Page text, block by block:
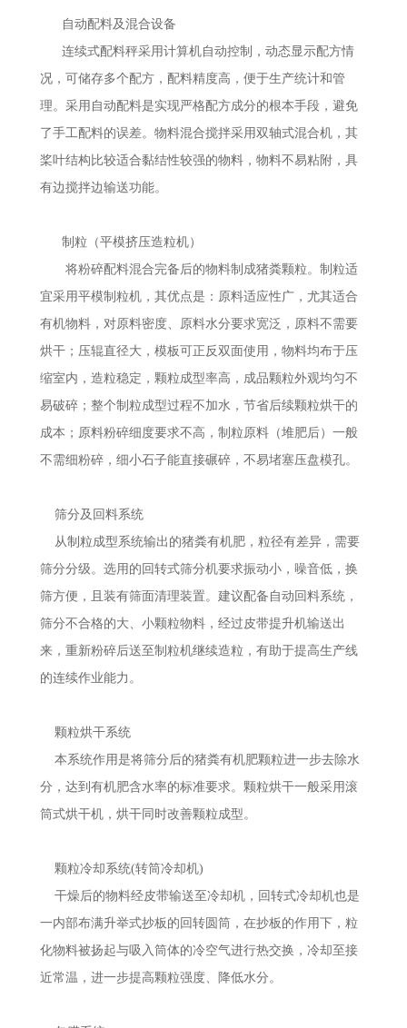
自动配料及混合设备
连续式配料秤采用计算机自动控制，动态显示配方情
况，可储存多个配方，配料精度高，便于生产统计和管
理。采用自动配料是实现严格配方成分的根本手段，避免
了手工配料的误差。物料混合搅拌采用双轴式混合机，其
桨叶结构比较适合黏结性较强的物料，物料不易粘附，具
有边搅拌边输送功能。
制粒（平模挤压造粒机）
将粉碎配料混合完备后的物料制成猪粪颗粒。制粒适
宜采用平模制粒机，其优点是：原料适应性广，尤其适合
有机物料，对原料密度、原料水分要求宽泛，原料不需要
烘干；压辊直径大，模板可正反双面使用，物料均布于压
缩室内，造粒稳定，颗粒成型率高，成品颗粒外观均匀不
易破碎；整个制粒成型过程不加水，节省后续颗粒烘干的
成本；原料粉碎细度要求不高，制粒原料（堆肥后）一般
不需细粉碎，细小石子能直接碾碎，不易堵塞压盘模孔。
筛分及回料系统
从制粒成型系统输出的猪粪有机肥，粒径有差异，需要
筛分分级。选用的回转式筛分机要求振动小，噪音低，换
筛方便，且装有筛面清理装置。建议配备自动回料系统，
筛分不合格的大、小颗粒物料，经过皮带提升机输送出
来，重新粉碎后送至制粒机继续造粒，有助于提高生产线
的连续作业能力。
颗粒烘干系统
本系统作用是将筛分后的猪粪有机肥颗粒进一步去除水
分，达到有机肥含水率的标准要求。颗粒烘干一般采用滚
筒式烘干机，烘干同时改善颗粒成型。
颗粒冷却系统(转筒冷却机)
干燥后的物料经皮带输送至冷却机，回转式冷却机也是
一内部布满升举式抄板的回转圆筒，在抄板的作用下，粒
化物料被扬起与吸入筒体的冷空气进行热交换，冷却至接
近常温，进一步提高颗粒强度、降低水分。